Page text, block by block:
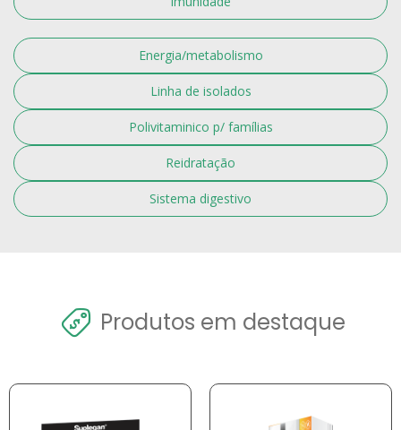
Energia/metabolismo
Linha de isolados
Polivitaminico p/ famílias
Reidratação
Sistema digestivo
Produtos em destaque